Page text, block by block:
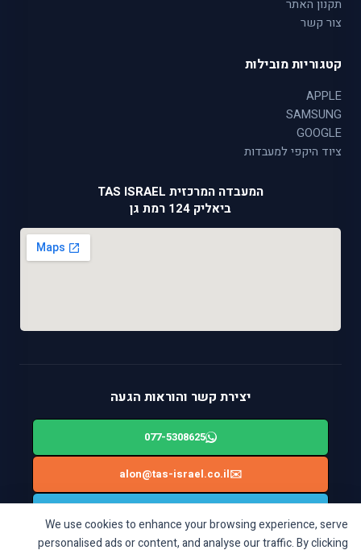
We use cookies to enhance your browsing experience, serve
personalised ads or content, and analyse our traffic. By clicking
תקנון האתר
צור קשר
קטגוריות מובילות
APPLE
SAMSUNG
GOOGLE
ציוד היקפי למעבדות
המעבדה המרכזית TAS ISRAEL
ביאליק 124 רמת גן
יצירת קשר והוראות הגעה
077-5308625
✉️
alon@tas-israel.co.il